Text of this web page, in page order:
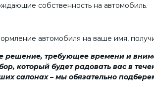
собственность на автомобиль.
автомобиля на ваше имя,
решение, требующее времени и
который будет радовать вас в
салонах – мы обязательно